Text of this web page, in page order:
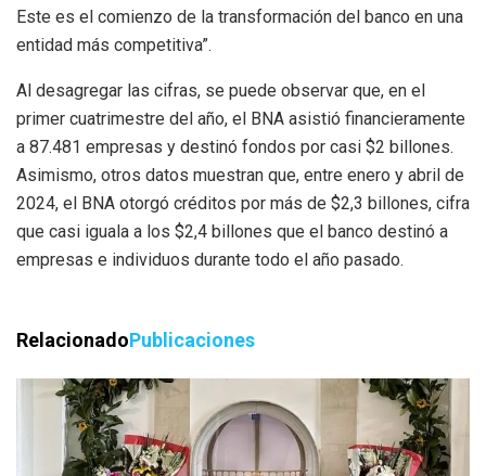
Este es el comienzo de la transformación del banco en una
entidad más competitiva”.
Al desagregar las cifras, se puede observar que, en el
primer cuatrimestre del año, el BNA asistió financieramente
a 87.481 empresas y destinó fondos por casi $2 billones.
Asimismo, otros datos muestran que, entre enero y abril de
2024, el BNA otorgó créditos por más de $2,3 billones, cifra
que casi iguala a los $2,4 billones que el banco destinó a
empresas e individuos durante todo el año pasado.
RelacionadoPublicaciones